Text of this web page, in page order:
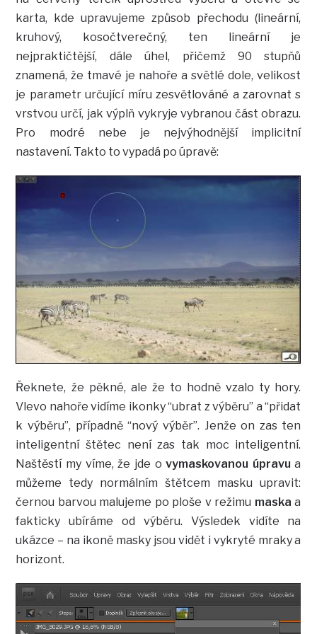
karta, kde upravujeme způsob přechodu (lineární,
kruhový, kosočtverečný, ten lineární je
nejpraktičtější, dále úhel, přičemž 90 stupňů
znamená, že tmavé je nahoře a světlé dole, velikost
je parametr určující míru zesvětlováné a zarovnat s
vrstvou určí, jak výplň vykryje vybranou část obrazu.
Pro modré nebe je nejvýhodnější implicitní
nastavení. Takto to vypadá po úpravě:
Řeknete, že pěkné, ale že to hodně vzalo ty hory.
Vlevo nahoře vidíme ikonky “ubrat z výběru” a “přidat
k výběru”, případně “nový výběr”. Jenže on zas ten
inteligentní štětec není zas tak moc inteligentní.
Naštěstí my víme, že jde ovymaskovanou úpravua
můžeme tedy normálním štětcem masku upravit:
černou barvou malujeme po ploše v režimu maska a
fakticky ubíráme od výběru. Výsledek vidíte na
ukázce – na ikoně masky jsou vidět i vykryté mraky a
horizont.